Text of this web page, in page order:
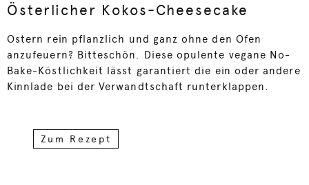
Österlicher Kokos-Cheesecake
Ostern rein pflanzlich und ganz ohne den Ofen
anzufeuern? Bitteschön. Diese opulente vegane No-
Bake-Köstlichkeit lässt garantiert die ein oder andere
Kinnlade bei der Verwandtschaft runterklappen.
Zum Rezept